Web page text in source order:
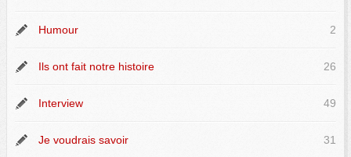
Humour 2
Ils ont fait notre histoire 26
Interview 49
Je voudrais savoir 31